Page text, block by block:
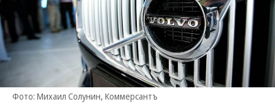
Фото: Михаил Солунин, Коммерсантъ